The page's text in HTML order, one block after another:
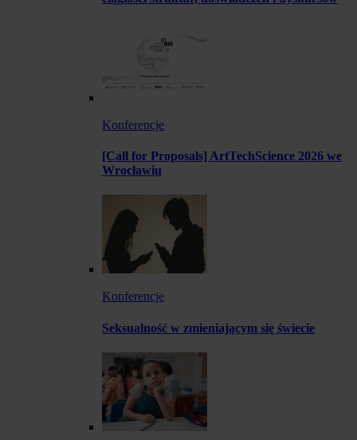
Konferencje
[Call for Proposals] ArtTechScience 2026 we
Wrocławiu
Konferencje
Seksualność w zmieniającym się świecie